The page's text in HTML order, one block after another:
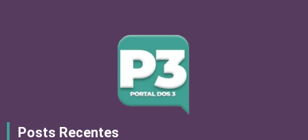
Posts Recentes